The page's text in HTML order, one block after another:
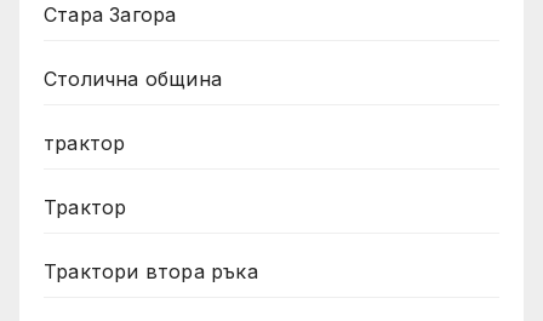
Стара Загора
Столична община
трактор
Трактор
Трактори втора ръка